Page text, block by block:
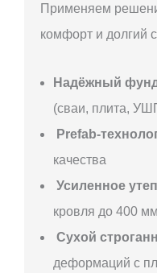
Применяем
комфорт и долгий
Надёжный
(сваи, плита,
Prefab-
качества
Усиленное
кровля до 400 мм
Сухой
деформаций с